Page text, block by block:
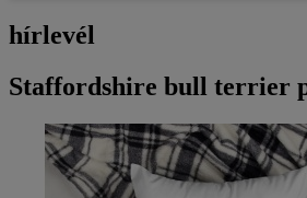
hírlevél
Staffordshire bull terrier